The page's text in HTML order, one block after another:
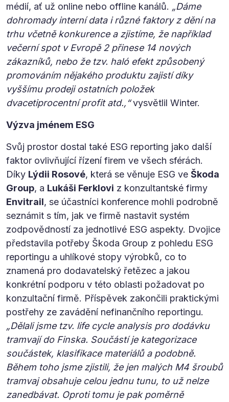
médií, ať už online nebo offline kanálů. „Dáme
dohromady interní data i různé faktory z dění na
trhu včetně konkurence a zjistíme, že například
večerní spot v Evropě 2 přinese 14 nových
zákazníků, nebo že tzv. haló efekt způsobený
promováním nějakého produktu zajistí díky
vyššímu prodeji ostatních položek
dvacetiprocentní profit atd.,“vysvětlil Winter.
Výzva jménem ESG
Svůj prostor dostal také ESG reporting jako další
faktor ovlivňující řízení firem ve všech sférách.
Díky Lýdii Rosové, která se věnuje ESG ve Škoda
Group, a Lukáši Ferklovi z konzultantské firmy
Envitrail, se účastníci konference mohli podrobně
seznámit s tím, jak ve firmě nastavit systém
zodpovědností za jednotlivé ESG aspekty. Dvojice
představila potřeby Škoda Group z pohledu ESG
reportingu a uhlíkové stopy výrobků, co to
znamená pro dodavatelský řetězec a jakou
konkrétní podporu v této oblasti požadovat po
konzultační firmě. Příspěvek zakončili praktickými
postřehy ze zavádění nefinančního reportingu.
„Dělali jsme tzv. life cycle analysis pro dodávku
tramvají do Finska. Součástí je kategorizace
součástek, klasifikace materiálů a podobně.
Během toho jsme zjistili, že jen malých M4 šroubů
tramvaj obsahuje celou jednu tunu, to už nelze
zanedbávat. Oproti tomu je pak poměrně